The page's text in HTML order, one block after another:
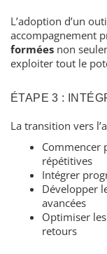
L’adoption d’un
accompagnement
formées non
exploiter tout le
ÉTAPE 3 :
La transition vers
Commencer
répétitives
Intégrer
Développer
avancées
Optimiser
retours